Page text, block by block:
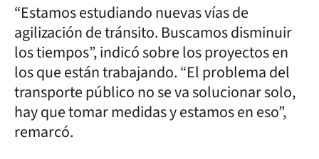
“Estamos estudiando nuevas vías de
agilización de tránsito. Buscamos disminuir
los tiempos”, indicó sobre los proyectos en
los que están trabajando. “El problema del
transporte público no se va solucionar solo,
hay que tomar medidas y estamos en eso”,
remarcó.